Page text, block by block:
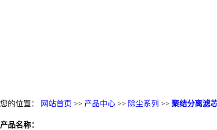
您的位置： 网站首页 >> 产品中心 >> 除尘系列 >> 聚结分离滤
产品名称：